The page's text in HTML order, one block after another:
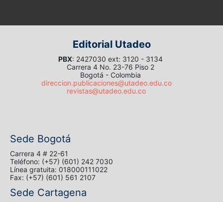
Editorial Utadeo
PBX: 2427030 ext: 3120 - 3134
Carrera 4 No. 23-76 Piso 2
Bogotá - Colombia
direccion.publicaciones@utadeo.edu.co
revistas@utadeo.edu.co
Sede Bogotá
Carrera 4 # 22-61
Teléfono: (+57) (601) 242 7030
Línea gratuita: 018000111022
Fax: (+57) (601) 561 2107
Sede Cartagena